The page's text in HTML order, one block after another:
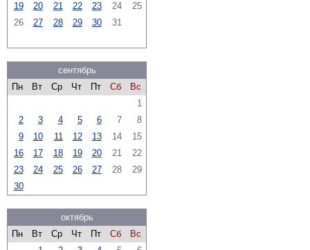
19
20 21 22 23 24
25
26
27 28 29 30 31
сентябрь
Пн
Вт Ср Чт Пт Сб
Вс
1
2
3 4 5 6 7
8
9
10 11 12 13 14
15
16
17 18 19 20 21
22
23
24 25 26 27 28
29
30
октябрь
Пн
Вт Ср Чт Пт Сб
Вс